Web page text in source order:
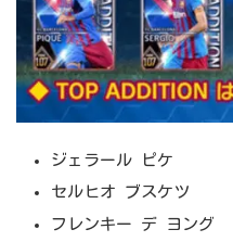
ジェラール ピケ
セルヒオ ブスケツ
フレンキー デ ヨング